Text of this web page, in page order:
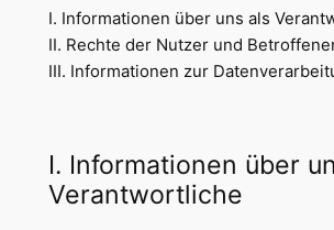
I. Informationen über uns als
II. Rechte der Nutzer und
III. Informationen zur
I. Informationen über
Verantwortliche